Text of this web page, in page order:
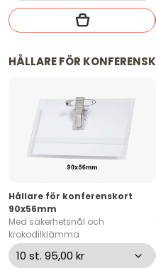
HÅLLARE FÖR
Hållare för konferenskort
90x56mm
Med säkerhetsnål och
krokodilklämma